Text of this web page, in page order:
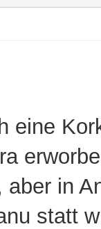
eine
aber in
statt